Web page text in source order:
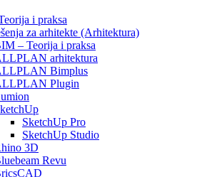
i praksa
za arhitekte (Arhitektura)
– Teorija i praksa
arhitektura
Bimplus
Plugin
SketchUp Pro
SketchUp Studio
3D
Revu